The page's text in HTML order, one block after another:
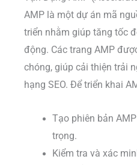
AMP là một dự án mã
triển nhằm giúp tăng tốc
động. Các trang AMP
chóng, giúp cải thiện trải
hạng SEO. Để triển khai
Tạo phiên bản
trọng.
Kiểm tra và xác